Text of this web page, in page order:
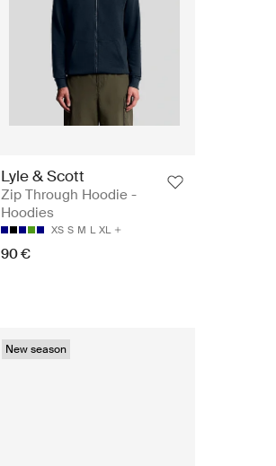
Lyle & Scott
Zip Through Hoodie -
Hoodies
XS S M L XL
90 €
New season